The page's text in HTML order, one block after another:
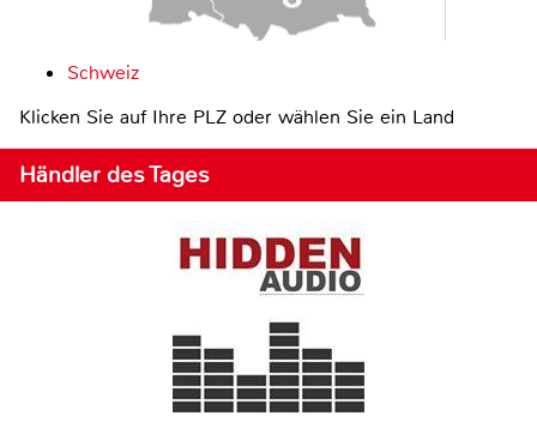
Schweiz
Klicken Sie auf Ihre PLZ oder wählen Sie ein Land
Händler des Tages